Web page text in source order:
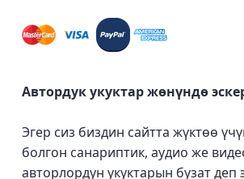
Автордук укуктар жөнүндө
Эгер сиз биздин сайтта жүктөө
болгон санариптик, аудио же
авторлордун укуктарын бузат деп